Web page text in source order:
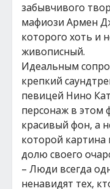
забывчивого
мафиози Армен
которого хоть и
живописный.
Идеальным
крепкий
певицей Нино
персонаж в этом
красивый фон, а
которой картина
долю своего
– Люди всегда
ненавидят тех,